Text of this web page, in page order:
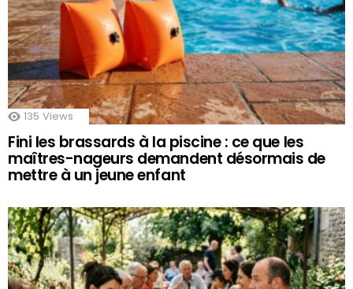
135 Views
Fini les brassards à la piscine : ce que les
maîtres-nageurs demandent désormais de
mettre à un jeune enfant